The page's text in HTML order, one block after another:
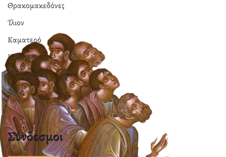
Θρακομακεδόνες
Ίλιον
Καματερό
Κρυονέρι
Πετρούπολη
Φυλή
Σύνδεσμοι